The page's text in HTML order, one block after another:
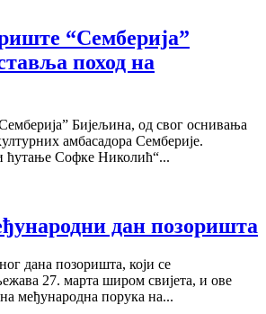
“Семберија”
поход на
Бијељина, од свог оснивања
амбасадора Семберије.
ћутање Софке Николић“...
дан позоришта
дана позоришта, који се
27. марта широм свијета, и ове
међународна порука на...